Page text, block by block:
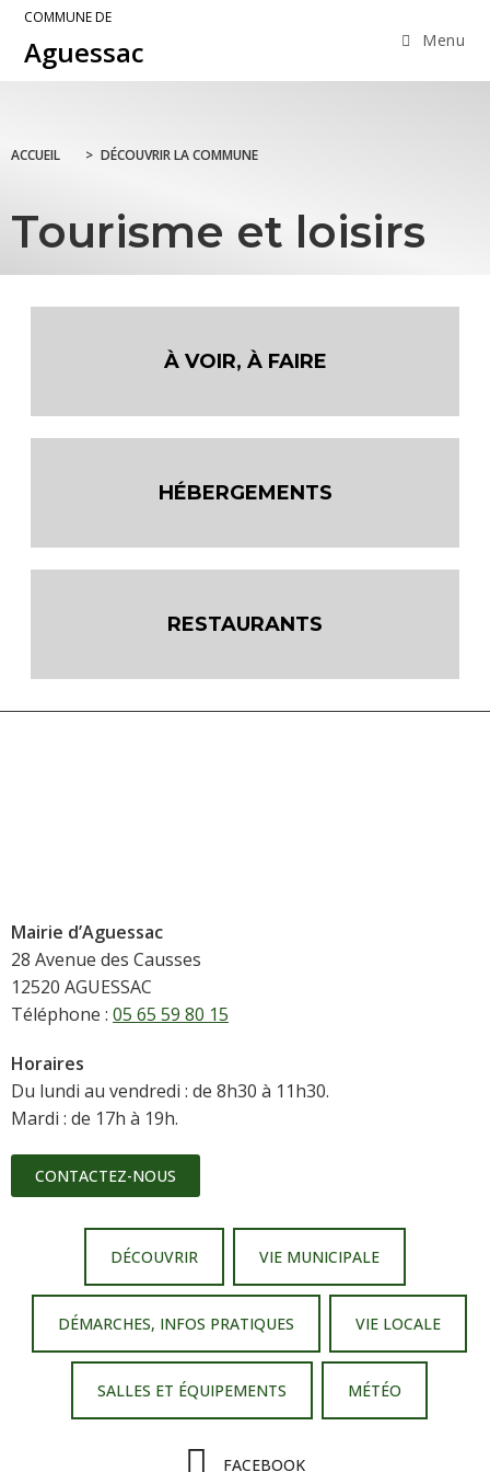
COMMUNE DE
Aguessac Menu
ACCUEIL > DÉCOUVRIR LA COMMUNE
Tourisme et loisirs
À VOIR, À FAIRE
HÉBERGEMENTS
RESTAURANTS
Mairie d’Aguessac
28 Avenue des Causses
12520 AGUESSAC
Téléphone : 05 65 59 80 15
Horaires
Du lundi au vendredi : de 8h30 à 11h30.
Mardi : de 17h à 19h.
CONTACTEZ-NOUS
DÉCOUVRIR VIE MUNICIPALE
DÉMARCHES, INFOS PRATIQUES VIE LOCALE
SALLES ET ÉQUIPEMENTS MÉTÉO
FACEBOOK